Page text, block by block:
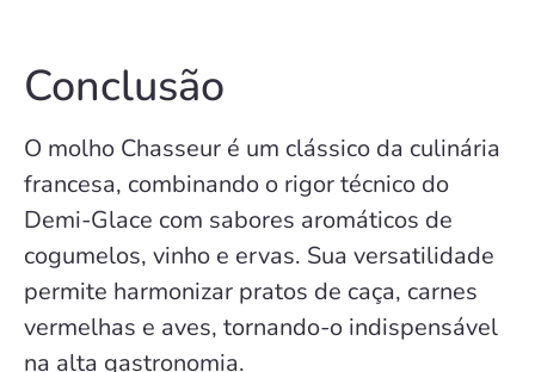
Conclusão
O molho Chasseur é um clássico da culinária
francesa, combinando o rigor técnico do
Demi-Glace com sabores aromáticos de
cogumelos, vinho e ervas. Sua versatilidade
permite harmonizar pratos de caça, carnes
vermelhas e aves, tornando-o indispensável
na alta gastronomia.